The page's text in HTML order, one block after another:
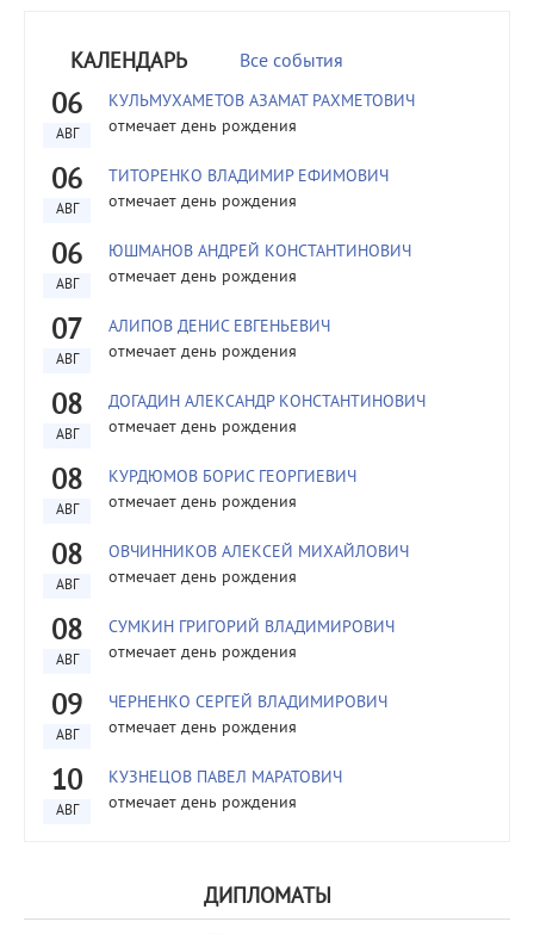
КАЛЕНДАРЬ Все события
06
АВГ
КУЛЬМУХАМЕТОВ АЗАМАТ РАХМЕТОВИЧ
отмечает день рождения
06
АВГ
ТИТОРЕНКО ВЛАДИМИР ЕФИМОВИЧ
отмечает день рождения
06
АВГ
ЮШМАНОВ АНДРЕЙ КОНСТАНТИНОВИЧ
отмечает день рождения
07
АВГ
АЛИПОВ ДЕНИС ЕВГЕНЬЕВИЧ
отмечает день рождения
08
АВГ
ДОГАДИН АЛЕКСАНДР КОНСТАНТИНОВИЧ
отмечает день рождения
08
АВГ
КУРДЮМОВ БОРИС ГЕОРГИЕВИЧ
отмечает день рождения
08
АВГ
ОВЧИННИКОВ АЛЕКСЕЙ МИХАЙЛОВИЧ
отмечает день рождения
08
АВГ
СУМКИН ГРИГОРИЙ ВЛАДИМИРОВИЧ
отмечает день рождения
09
АВГ
ЧЕРНЕНКО СЕРГЕЙ ВЛАДИМИРОВИЧ
отмечает день рождения
10
АВГ
КУЗНЕЦОВ ПАВЕЛ МАРАТОВИЧ
отмечает день рождения
ДИПЛОМАТЫ